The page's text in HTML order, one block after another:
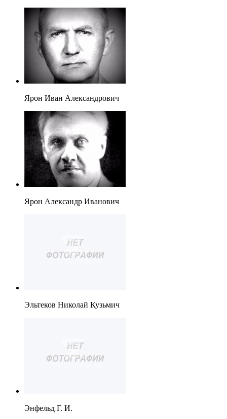
Ярон Иван Александрович
Ярон Александр Иванович
Эльтеков Николай Кузьмич
Энфельд Г. И.